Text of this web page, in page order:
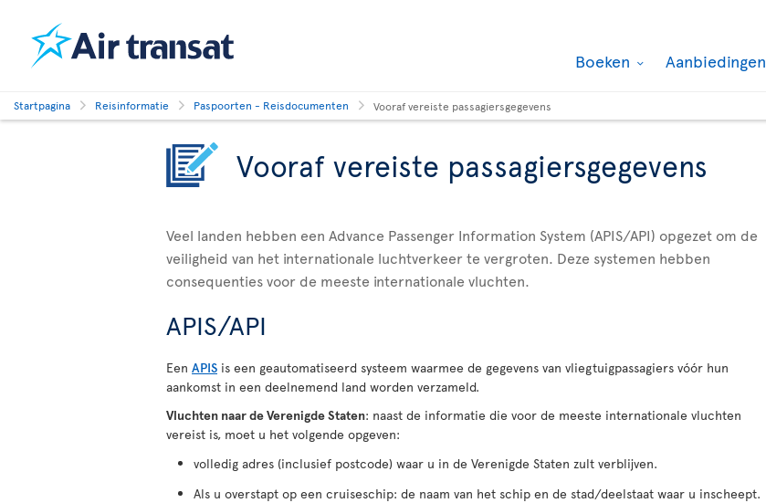
Boeken Aanbiedingen
Startpagina Reisinformatie Paspoorten - Reisdocumenten Vooraf vereiste passagiersgegevens
Vooraf vereiste passagiersgegevens
Veel landen hebben een Advance Passenger Information System (APIS/API) opgezet om de
veiligheid van het internationale luchtverkeer te vergroten. Deze systemen hebben
consequenties voor de meeste internationale vluchten.
APIS/API
Een APIS is een geautomatiseerd systeem waarmee de gegevens van vliegtuigpassagiers vóór hun
aankomst in een deelnemend land worden verzameld.
Vluchten naar de Verenigde Staten: naast de informatie die voor de meeste internationale vluchten
vereist is, moet u het volgende opgeven:
volledig adres (inclusief postcode) waar u in de Verenigde Staten zult verblijven.
Als u overstapt op een cruiseschip: de naam van het schip en de stad/deelstaat waar u inscheept.